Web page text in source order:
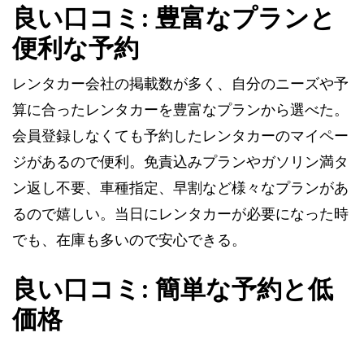
良い口コミ: 豊富なプランと
便利な予約
レンタカー会社の掲載数が多く、自分のニーズや予
算に合ったレンタカーを豊富なプランから選べた。
会員登録しなくても予約したレンタカーのマイペー
ジがあるので便利。免責込みプランやガソリン満タ
ン返し不要、車種指定、早割など様々なプランがあ
るので嬉しい。当日にレンタカーが必要になった時
でも、在庫も多いので安心できる。
良い口コミ: 簡単な予約と低
価格